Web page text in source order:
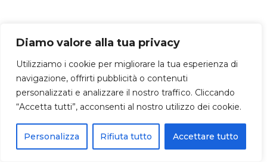
Diamo valore alla tua privacy
Utilizziamo i cookie per migliorare la tua esperienza di
navigazione, offrirti pubblicità o contenuti
personalizzati e analizzare il nostro traffico. Cliccando
“Accetta tutti”, acconsenti al nostro utilizzo dei cookie.
Personalizza Rifiuta tutto Accettare tutto